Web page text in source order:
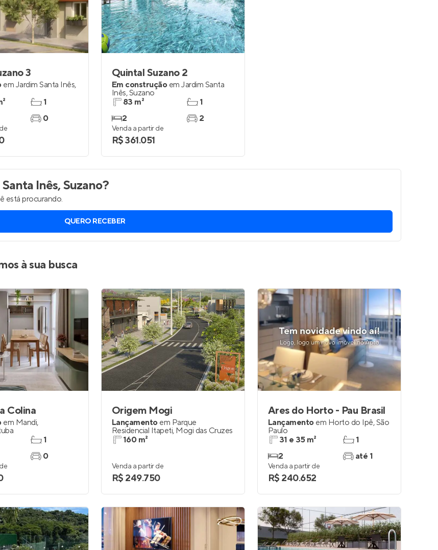
ClientesEntrar no Painel de Clientes
Entrar no Apto
Entrar no Apto
3
em Jardim Santa Inês,
1
0
Quintal Suzano 2
Em construção em Jardim Santa
Inês,Suzano
83 m²
2
1
2
Venda a partir de
R$ 361.051
Inês, Suzano?
está procurando.
QUERO RECEBER
à sua busca
Colina
em Mandi,
1
0
Origem Mogi
Lançamento em Parque
Residencial Itapeti, Mogi das Cruzes
160 m²
Venda a partir de
R$ 249.750
Ares do Horto - Pau Brasil
Lançamento em Horto do Ipê,São
Paulo
31 e 35 m²
2
1
até 1
Venda a partir de
R$ 240.652